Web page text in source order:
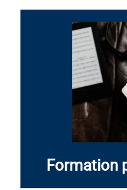
Formation
Des formations sur
particuliers et